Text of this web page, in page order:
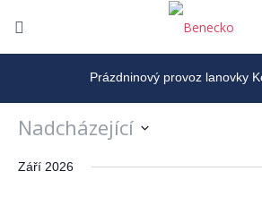
Prázdninový provoz lanovky
Nadcházející
datum.
Září 2026